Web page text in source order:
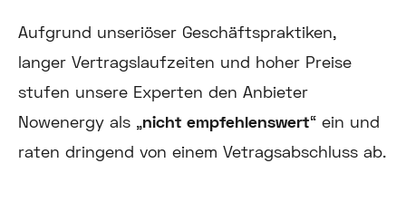
Aufgrund unseriöser Geschäftspraktiken,
langer Vertragslaufzeiten und hoher Preise
stufen unsere Experten den Anbieter
Nowenergy als „nicht empfehlenswert“ ein und
raten dringend von einem Vetragsabschluss ab.